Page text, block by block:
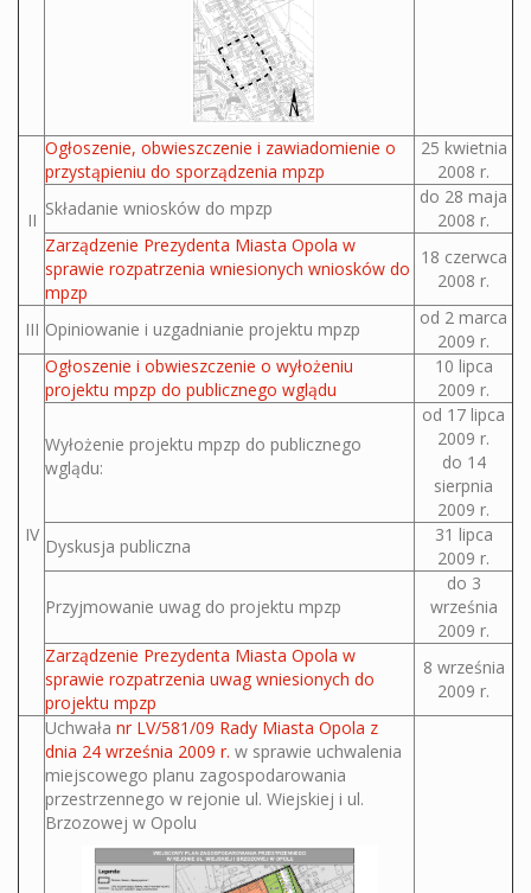
II
Ogłoszenie, obwieszczenie i zawiadomienie o
przystąpieniu do sporządzenia mpzp
25 kwietnia
2008 r.
Składanie wniosków do mpzp
do 28 maja
2008 r.
Zarządzenie Prezydenta Miasta Opola w
sprawie rozpatrzenia wniesionych wniosków do
mpzp
18 czerwca
2008 r.
III Opiniowanie i uzgadnianie projektu mpzp
od 2 marca
2009 r.
IV
Ogłoszenie i obwieszczenie o wyłożeniu
projektu mpzp do publicznego wglądu
10 lipca
2009 r.
Wyłożenie projektu mpzp do publicznego
wglądu:
od 17 lipca
2009 r.
do 14
sierpnia
2009 r.
Dyskusja publiczna
31 lipca
2009 r.
Przyjmowanie uwag do projektu mpzp
do 3
września
2009 r.
Zarządzenie Prezydenta Miasta Opola w
sprawie rozpatrzenia uwag wniesionych do
projektu mpzp
8 września
2009 r.
Uchwała nr LV/581/09 Rady Miasta Opola z
dnia 24 września 2009 r. w sprawie uchwalenia
miejscowego planu zagospodarowania
przestrzennego w rejonie ul. Wiejskiej i ul.
Brzozowej w Opolu